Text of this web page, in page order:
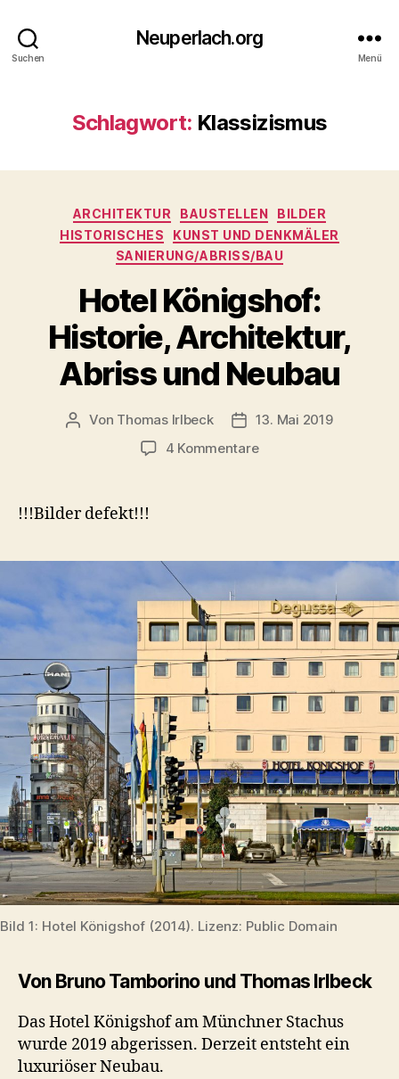
Suchen
Neuperlach.org
Menü
Schlagwort: Klassizismus
Kategorien
ARCHITEKTUR BAUSTELLEN
BILDER
HISTORISCHES
KUNST UND DENKMÄLER
SANIERUNG/ABRISS/BAU
Hotel Königshof:
Historie, Architektur,
Abriss und Neubau
Beitragsautor
Von Thomas Irlbeck Veröffentlichungsdatum
13. Mai 2019
4 Kommentarezu
und
Neubau
!!!Bilder defekt!!!
Bild 1: Hotel Königshof (2014). Lizenz: Public Domain
Von Bruno Tamborino und Thomas Irlbeck
Das Hotel Königshof am Münchner Stachus
wurde 2019 abgerissen. Derzeit entsteht ein
luxuriöser Neubau.